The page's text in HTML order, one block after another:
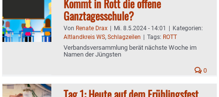
Kommt in Rott die offene
Ganztagesschule?
Von Renate Drax | Mi. 8.5.2024 - 14:01 | Kategorien:
Altlandkreis WS, Schlagzeilen | Tags: ROTT
Verbandsversammlung berät nächste Woche im
Namen der Jüngsten
0